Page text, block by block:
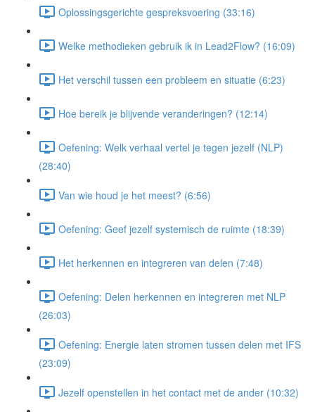
Oplossingsgerichte gespreksvoering (33:16)
Welke methodieken gebruik ik in Lead2Flow? (16:09)
Het verschil tussen een probleem en situatie (6:23)
Hoe bereik je blijvende veranderingen? (12:14)
Oefening: Welk verhaal vertel je tegen jezelf (NLP)
(28:40)
Van wie houd je het meest? (6:56)
Oefening: Geef jezelf systemisch de ruimte (18:39)
Het herkennen en integreren van delen (7:48)
Oefening: Delen herkennen en integreren met NLP
(26:03)
Oefening: Energie laten stromen tussen delen met IFS
(23:09)
Jezelf openstellen in het contact met de ander (10:32)